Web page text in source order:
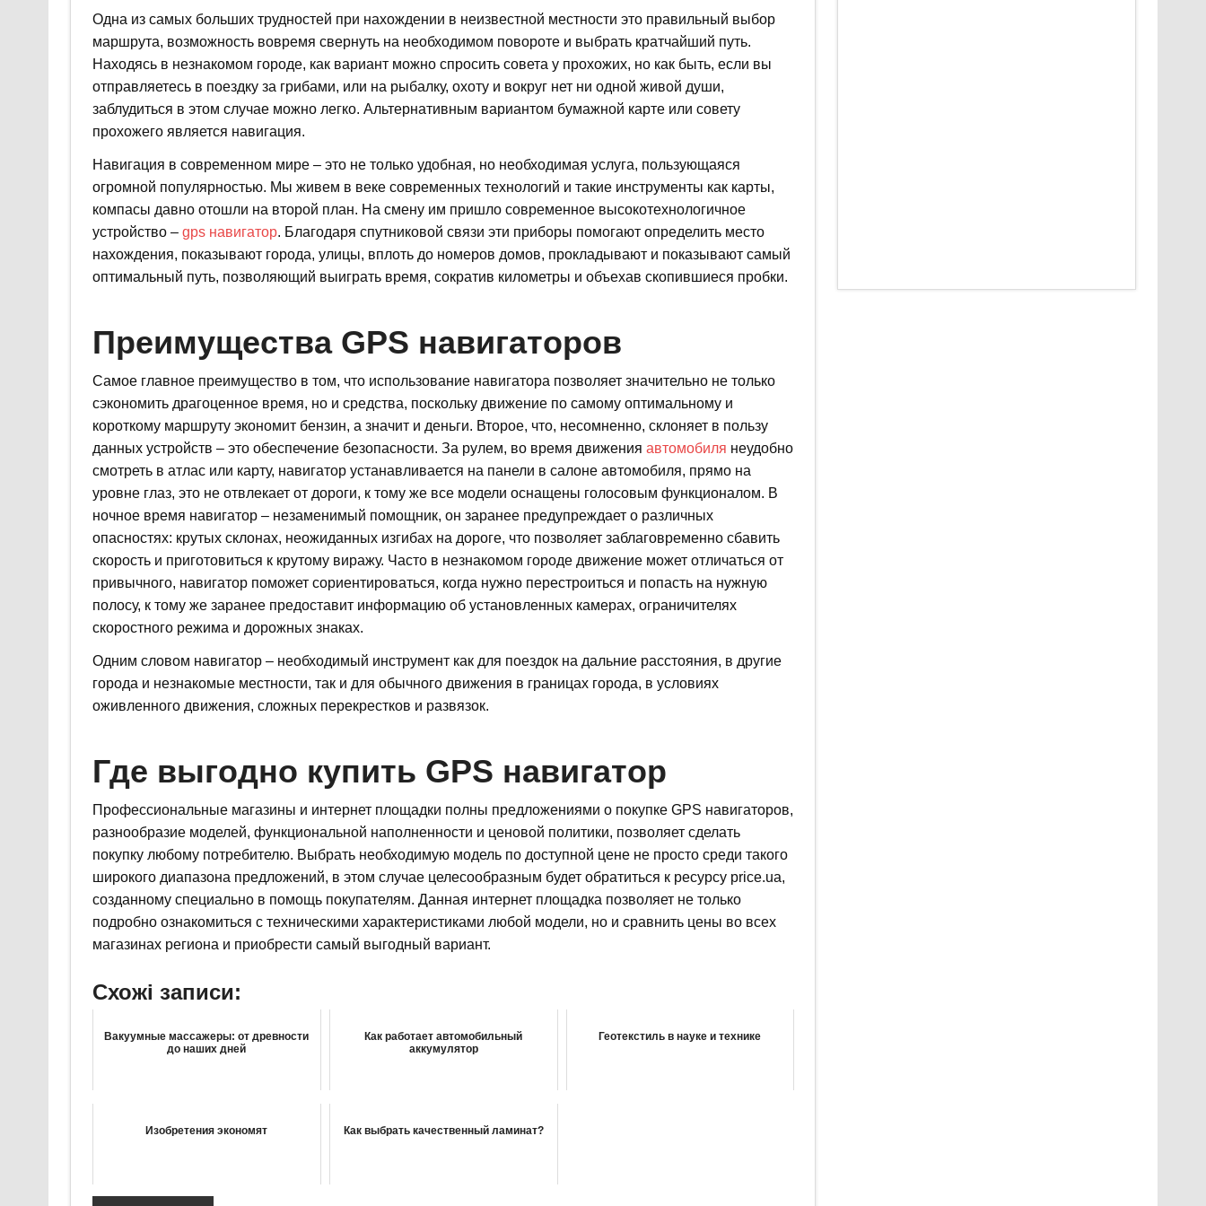
Одна из самых больших трудностей при нахождении в неизвестной местности это правильный выбор
маршрута, возможность вовремя свернуть на необходимом повороте и выбрать кратчайший путь.
Находясь в незнакомом городе, как вариант можно спросить совета у прохожих, но как быть, если вы
отправляетесь в поездку за грибами, или на рыбалку, охоту и вокруг нет ни одной живой души,
заблудиться в этом случае можно легко. Альтернативным вариантом бумажной карте или совету
прохожего является навигация.
Навигация в современном мире – это не только удобная, но необходимая услуга, пользующаяся
огромной популярностью. Мы живем в веке современных технологий и такие инструменты как карты,
компасы давно отошли на второй план. На смену им пришло современное высокотехнологичное
устройство – gps навигатор. Благодаря спутниковой связи эти приборы помогают определить место
нахождения, показывают города, улицы, вплоть до номеров домов, прокладывают и показывают самый
оптимальный путь, позволяющий выиграть время, сократив километры и объехав скопившиеся пробки.
Преимущества GPS навигаторов
Самое главное преимущество в том, что использование навигатора позволяет значительно не только
сэкономить драгоценное время, но и средства, поскольку движение по самому оптимальному и
короткому маршруту экономит бензин, а значит и деньги. Второе, что, несомненно, склоняет в пользу
данных устройств – это обеспечение безопасности. За рулем, во время движения автомобиля неудобно
смотреть в атлас или карту, навигатор устанавливается на панели в салоне автомобиля, прямо на
уровне глаз, это не отвлекает от дороги, к тому же все модели оснащены голосовым функционалом. В
ночное время навигатор – незаменимый помощник, он заранее предупреждает о различных
опасностях: крутых склонах, неожиданных изгибах на дороге, что позволяет заблаговременно сбавить
скорость и приготовиться к крутому виражу. Часто в незнакомом городе движение может отличаться от
привычного, навигатор поможет сориентироваться, когда нужно перестроиться и попасть на нужную
полосу, к тому же заранее предоставит информацию об установленных камерах, ограничителях
скоростного режима и дорожных знаках.
Одним словом навигатор – необходимый инструмент как для поездок на дальние расстояния, в другие
города и незнакомые местности, так и для обычного движения в границах города, в условиях
оживленного движения, сложных перекрестков и развязок.
Где выгодно купить GPS навигатор
Профессиональные магазины и интернет площадки полны предложениями о покупке GPS навигаторов,
разнообразие моделей, функциональной наполненности и ценовой политики, позволяет сделать
покупку любому потребителю. Выбрать необходимую модель по доступной цене не просто среди такого
широкого диапазона предложений, в этом случае целесообразным будет обратиться к ресурсу price.ua,
созданному специально в помощь покупателям. Данная интернет площадка позволяет не только
подробно ознакомиться с техническими характеристиками любой модели, но и сравнить цены во всех
магазинах региона и приобрести самый выгодный вариант.
Схожі записи:
Вакуумные массажеры: от древности
до наших дней
Как работает автомобильный
аккумулятор
Геотекстиль в науке и технике
Изобретения экономят Как выбрать качественный ламинат?